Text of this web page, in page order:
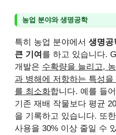
농업 분야와 생명공학
특히 농업 분야에서 생명공
큰 기여 를 하고 있습니다.
개발은 수확량을 늘리고,
과 병해에 저항하는 특성
를 최소화합니다. 예를 들
기존 재배 작물보다 평균
을 기록하고 있습니다. 또
사용을 30% 이상 줄일 수